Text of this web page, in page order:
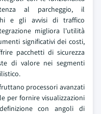
al parcheggio, il
e gli avvisi di traffico
migliora l'utilità
significativi dei costi,
pacchetti di sicurezza
di valore nei segmenti
processori avanzati
per fornire visualizzazioni
con angoli di